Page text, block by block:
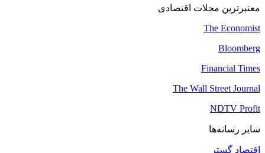
معتبرترین مجلات اقتصادی
The Economist
Bloomberg
Financial Times
The Wall Street Journal
NDTV Profit
سایر رسانه‌ها
اقتصاد گستر